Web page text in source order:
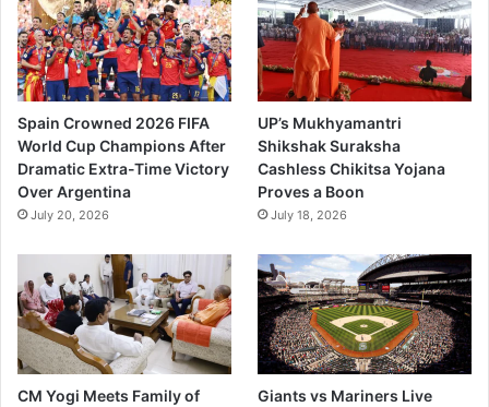
Spain Crowned 2026 FIFA
World Cup Champions After
Dramatic Extra-Time Victory
Over Argentina
July 20, 2026
UP’s Mukhyamantri
Shikshak Suraksha
Cashless Chikitsa Yojana
Proves a Boon
July 18, 2026
CM Yogi Meets Family of
Giants vs Mariners Live